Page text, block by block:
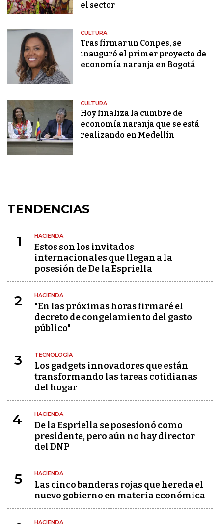
el sector
CULTURA
Tras firmar un Conpes, se
inauguró el primer proyecto de
economía naranja en Bogotá
CULTURA
Hoy finaliza la cumbre de
economía naranja que se está
realizando en Medellín
TENDENCIAS
1 HACIENDA
Estos son los invitados
internacionales que llegan a la
posesión de De la Espriella
2 HACIENDA
"En las próximas horas firmaré el
decreto de congelamiento del gasto
público"
3 TECNOLOGÍA
Los gadgets innovadores que están
transformando las tareas cotidianas
del hogar
4 HACIENDA
De la Espriella se posesionó como
presidente, pero aún no hay director
del DNP
5 HACIENDA
Las cinco banderas rojas que hereda el
nuevo gobierno en materia económica
HACIENDA